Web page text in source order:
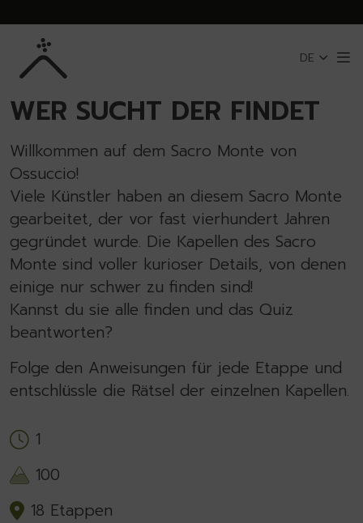
DE
ZURÜCK ZU SACRO MONTE VON OSSUCCIO
WER SUCHT DER FINDET
Willkommen auf dem Sacro Monte von
Ossuccio!
Viele Künstler haben an diesem Sacro Monte
gearbeitet, der vor fast vierhundert Jahren
gegründet wurde. Die Kapellen des Sacro
Monte sind voller kurioser Details, von denen
einige nur schwer zu finden sind!
Kannst du sie alle finden und das Quiz
beantworten?
Folge den Anweisungen für jede Etappe und
entschlüssle die Rätsel der einzelnen Kapellen.
1
100
18 Etappen